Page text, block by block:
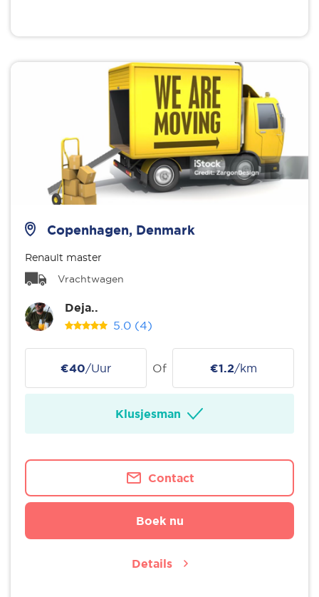
Copenhagen, Denmark
Renault master
Vrachtwagen
Deja..
5.0 (4)
€40/Uur Of €1.2/km
Klusjesman
Contact
Boek nu
Details